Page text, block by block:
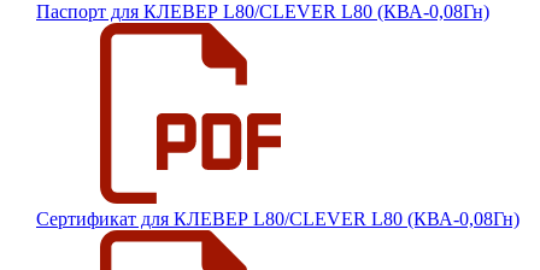
Паспорт для КЛЕВЕР L80/CLEVER L80 (КВА-0,08Гн)
Сертификат для КЛЕВЕР L80/CLEVER L80 (КВА-0,08Гн)